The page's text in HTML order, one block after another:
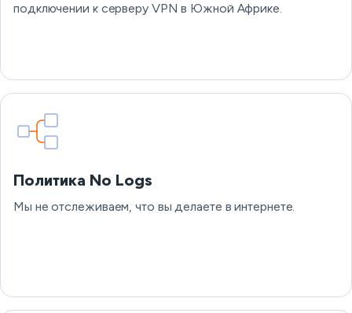
подключении к серверу VPN в Южной Африке.
Политика No Logs
Мы не отслеживаем, что вы делаете в интернете.